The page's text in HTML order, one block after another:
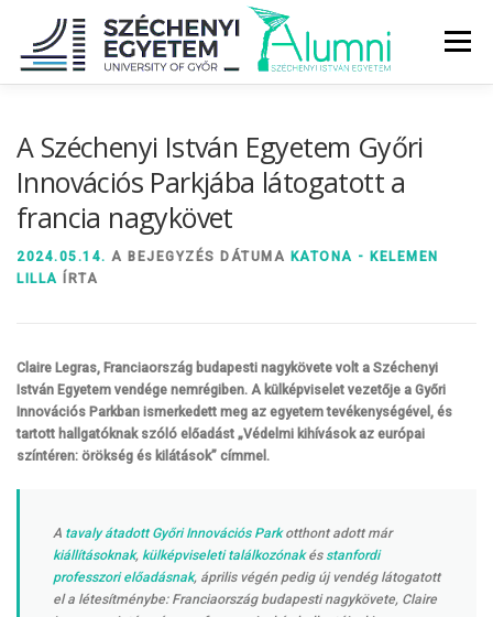
tartalomhoz
Menü
DIPLOMAÁTADÓ DIPLOMÁN TÚL
A Széchenyi István Egyetem Győri
Innovációs Parkjába látogatott a
francia nagykövet
2024.05.14. A BEJEGYZÉS DÁTUMA KATONA - KELEMEN
LILLA ÍRTA
Claire Legras, Franciaország budapesti nagykövete volt a Széchenyi
István Egyetem vendége nemrégiben. A külképviselet vezetője a Győri
Innovációs Parkban ismerkedett meg az egyetem tevékenységével, és
tartott hallgatóknak szóló előadást „Védelmi kihívások az európai
színtéren: örökség és kilátások” címmel.
A tavaly átadott Győri Innovációs Parkotthont adott már
kiállításoknak, külképviseleti találkozónakés stanfordi
professzori előadásnak, április végén pedig új vendég látogatott
el a létesítménybe: Franciaország budapesti nagykövete, Claire